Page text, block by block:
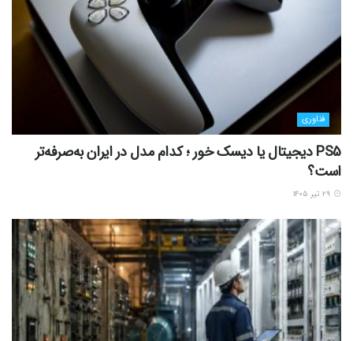
فناوری
PS5 دیجیتال یا دیسک خور ؛ کدام مدل در ایران به‌صرفه‌تر
است؟